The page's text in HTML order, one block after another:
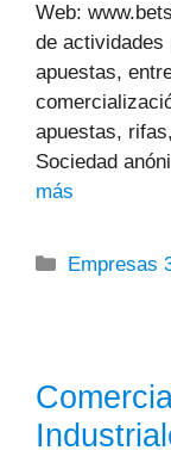
Web:
de actividades
apuestas,
apuestas,
Sociedad
más
Categorías
Empresas